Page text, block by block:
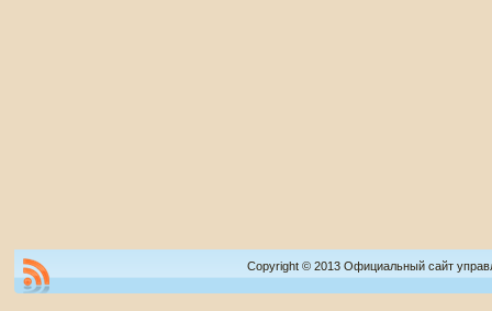
Copyright © 2013 Официальный сайт